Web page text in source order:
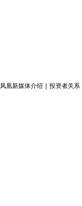
凤凰新媒体介绍 投资者关系